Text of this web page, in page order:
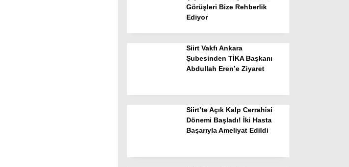
Görüşleri Bize Rehberlik
Ediyor
Siirt Vakfı Ankara
Şubesinden TİKA Başkanı
Abdullah Eren’e Ziyaret
Siirt’te Açık Kalp Cerrahisi
Dönemi Başladı! İki Hasta
Başarıyla Ameliyat Edildi